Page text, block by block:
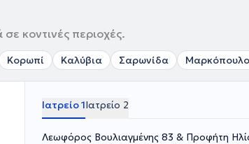
κοντινές περιοχές.
Κορωπί Καλύβια Σαρωνίδα Μαρκόπουλο
Ιατρείο 1Ιατρείο 2
Λεωφόρος Βουλιαγμένης 83 & Προφήτη